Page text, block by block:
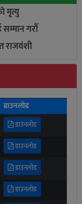
मृत्यु
गरौँ
राजवंशी
डाउनलोड
डाउनलोड
डाउनलोड
डाउनलोड
डाउनलोड